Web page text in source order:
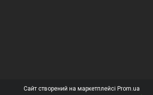
Сайт створений на маркетплейсі Prom.ua